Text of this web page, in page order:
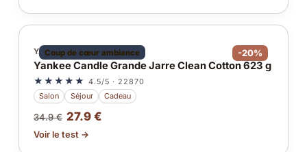
Coup de cœur ambiance -20%
YANKEE CANDLE
Yankee Candle Grande Jarre Clean Cotton 623 g
★★★★★ 4.5/5 · 22870
Salon
Séjour Cadeau
34.9 € 27.9 €
Voir le test →